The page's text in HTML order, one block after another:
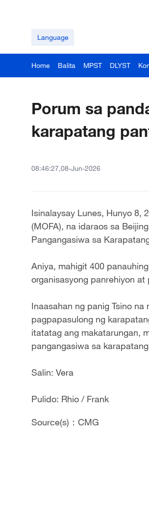
Language
Home Balita MPST DLYST
Porum sa
karapatang
08:46:27,08-Jun-2026
Isinalaysay Lunes, Hunyo 8,
(MOFA), na idaraos sa
Pangangasiwa sa
Aniya, mahigit 400
organisasyong panrehiyon
Inaasahan ng panig Tsino
pagpapasulong ng
itatatag ang makatarungan,
pangangasiwa sa
Salin: Vera
Pulido: Rhio / Frank
Source(s)：CMG